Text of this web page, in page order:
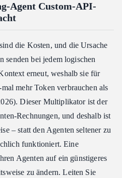
Agent Custom-API-
die Kosten, und die Ursache
senden bei jedem logischen
erneut, weshalb sie für
mehr Token verbrauchen als
Dieser Multiplikator ist der
Rechnungen, und deshalb ist
– statt den Agenten seltener zu
funktioniert. Eine
Agenten auf ein günstigeres
zu ändern. Leiten Sie